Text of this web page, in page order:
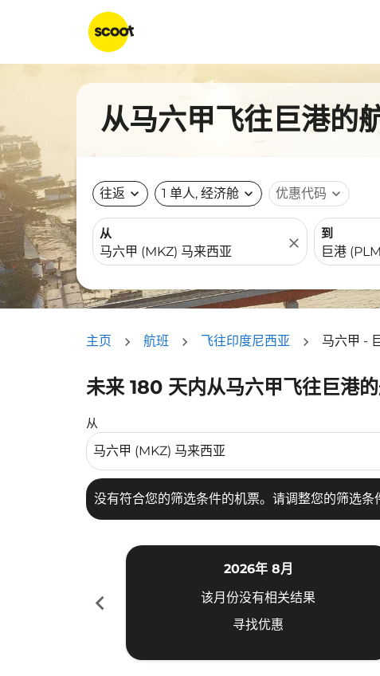
从马六甲飞往巨港的
往返 expand_more 1 单人, 经济舱 expand_more 优惠代码 expand_more
从
close
到
主页 航班 飞往印度尼西亚 马六甲 -
未来 180 天内从马六甲飞往巨港
从
没有符合您的筛选条件的机票。请调整您的筛选条
没有符合您的筛选条件的机票。请调整您的筛选条
chevron_left
2026年 8月
该月份没有相关结果
寻找优惠